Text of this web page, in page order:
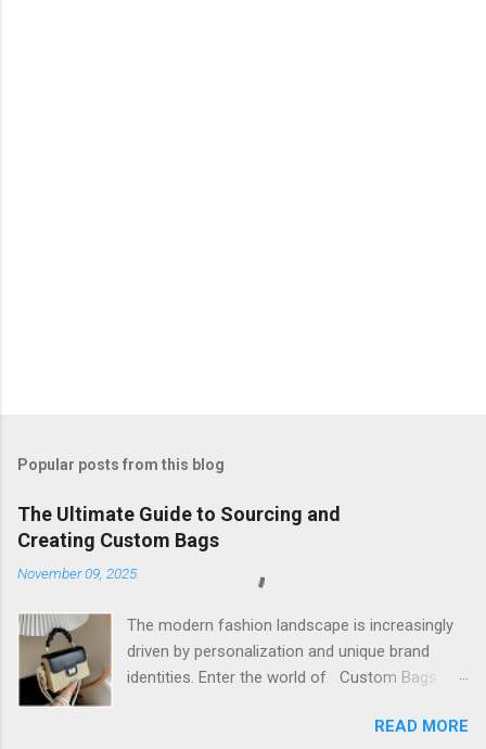
Popular posts from this blog
The Ultimate Guide to Sourcing and
Creating Custom Bags
November 09, 2025
The modern fashion landscape is increasingly
driven by personalization and unique brand
identities. Enter the world of Custom Bags , a
individuals to transform their vision intoREAD MORE